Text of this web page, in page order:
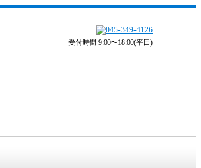
受付時間 9:00〜18:00(平日)